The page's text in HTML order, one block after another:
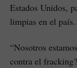
Estados Unidos,
limpias en el país.
“Nosotros
contra el